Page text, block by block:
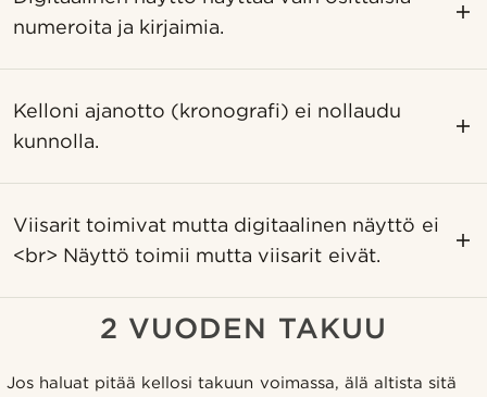
numeroita ja kirjaimia.
Kelloni ajanotto (kronografi) ei nollaudu
kunnolla.
Viisarit toimivat mutta digitaalinen näyttö ei
<br> Näyttö toimii mutta viisarit eivät.
2 VUODEN TAKUU
Jos haluat pitää kellosi takuun voimassa, älä altista sitä